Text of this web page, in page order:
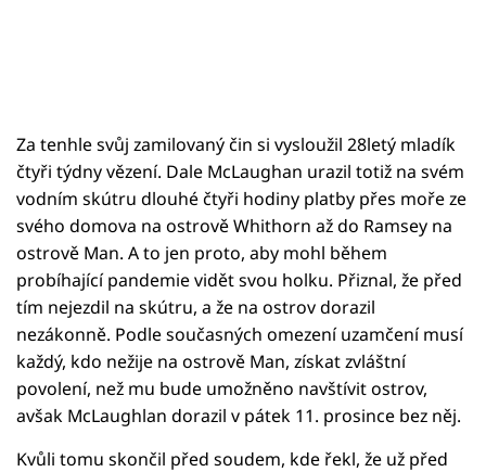
Za tenhle svůj zamilovaný čin si vysloužil 28letý mladík
čtyři týdny vězení. Dale McLaughan urazil totiž na svém
vodním skútru dlouhé čtyři hodiny platby přes moře ze
svého domova na ostrově Whithorn až do Ramsey na
ostrově Man. A to jen proto, aby mohl během
probíhající pandemie vidět svou holku. Přiznal, že před
tím nejezdil na skútru, a že na ostrov dorazil
nezákonně. Podle současných omezení uzamčení musí
každý, kdo nežije na ostrově Man, získat zvláštní
povolení, než mu bude umožněno navštívit ostrov,
avšak McLaughlan dorazil v pátek 11. prosince bez něj.
Kvůli tomu skončil před soudem, kde řekl, že už před